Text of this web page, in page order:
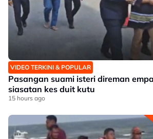
VIDEO TERKINI & POPULAR
Pasangan suami isteri direman
siasatan kes duit kutu
15 hours ago